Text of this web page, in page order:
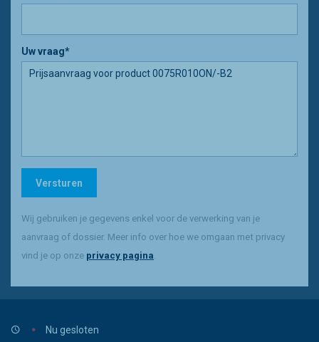
Uw vraag*
Versturen
Wij gebruiken je gegevens enkel voor de verwerking van je
aanvraag of dossier. Meer info over hoe we omgaan met privacy
vind je op onze privacy pagina.
Nu gesloten